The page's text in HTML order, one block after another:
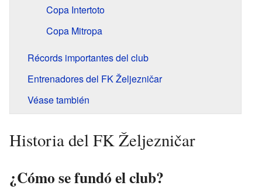
Copa Intertoto
Copa Mitropa
Récords importantes del club
Entrenadores del FK Željezničar
Véase también
Historia del FK Željezničar
¿Cómo se fundó el club?